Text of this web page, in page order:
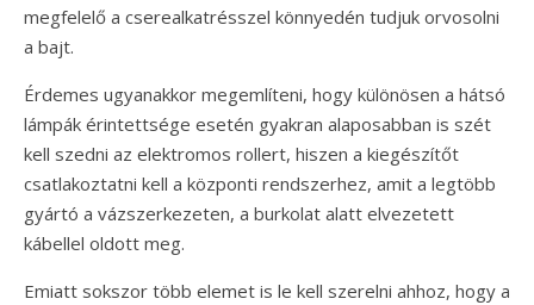
megfelelő a cserealkatrésszel könnyedén tudjuk orvosolni
a bajt.
Érdemes ugyanakkor megemlíteni, hogy különösen a hátsó
lámpák érintettsége esetén gyakran alaposabban is szét
kell szedni az elektromos rollert, hiszen a kiegészítőt
csatlakoztatni kell a központi rendszerhez, amit a legtöbb
gyártó a vázszerkezeten, a burkolat alatt elvezetett
kábellel oldott meg.
Emiatt sokszor több elemet is le kell szerelni ahhoz, hogy a